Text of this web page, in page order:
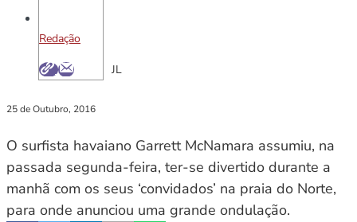
Redação
JL
25 de Outubro, 2016
O surfista havaiano Garrett McNamara assumiu, na
passada segunda-feira, ter-se divertido durante a
manhã com os seus ‘convidados’ na praia do Norte,
para onde anunciou uma grande ondulação.